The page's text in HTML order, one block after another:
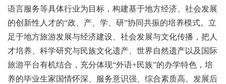
语言服务等具体行业为目标，构建基于地方经济、社会发展
的创新性人才的“政、产、学、研”协同共振的培养模式。立
足于地方旅游发展与经济建设、社会发展与文化传播，把人
才培养、科学研究与民族文化遗产、世界自然遗产以及国际
旅游平台有机结合，充分体现“外语+民族”的办学特色，培
养的毕业生家国情怀深、服务意识强、综合素质高、发展后